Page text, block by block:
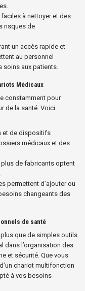
à nettoyer et des
risques de
un accès rapide et
au personnel
soins aux patients.
Médicaux
constamment pour
de la santé. Voici
et de dispositifs
médicaux et des
plus de fabricants optent
permettent d’ajouter ou
changeants des
de santé
que de simples outils
dans l’organisation des
et sécurité. Que vous
chariot multifonction
à vos besoins